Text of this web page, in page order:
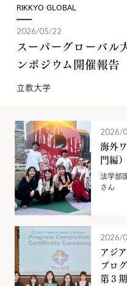
RIKKYO GLOBAL
2026/05/22
スーパーグローバル
ンポジウム開催報告
立教大学
2026/
海外
門編
法学部
さん
2026/
アジ
プロ
第３